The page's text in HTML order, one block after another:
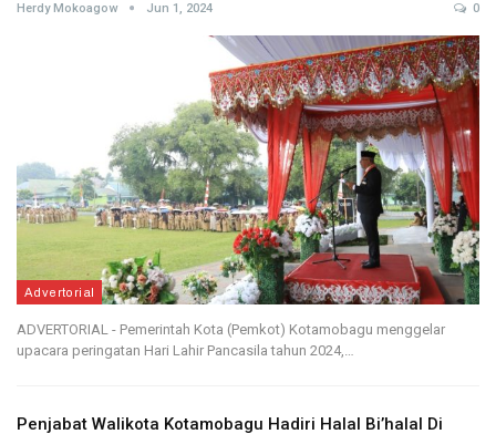
Herdy Mokoagow Jun 1, 2024 0
Advertorial
ADVERTORIAL - Pemerintah Kota (Pemkot) Kotamobagu menggelar
upacara peringatan Hari Lahir Pancasila tahun 2024,…
Penjabat Walikota Kotamobagu Hadiri Halal Bi’halal Di